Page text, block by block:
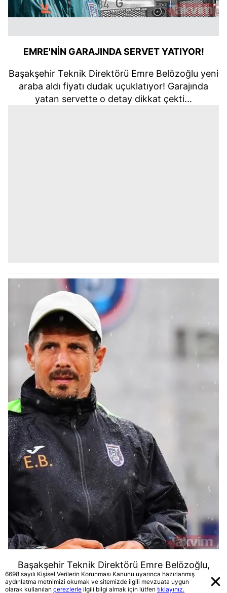
EMRE'NİN GARAJINDA SERVET YATIYOR!
Başakşehir Teknik Direktörü Emre Belözoğlu yeni
araba aldı fiyatı dudak uçuklatıyor! Garajında
yatan servette o detay dikkat çekti...
Başakşehir Teknik Direktörü Emre Belözoğlu,
önceki akşam Bebek'te görüntülendi.
6698 sayılı Kişisel Verilerin Korunması Kanunu uyarınca hazırlanmış
aydınlatma metnimizi okumak ve sitemizde ilgili mevzuata uygun
olarak kullanılan çerezlerle ilgili bilgi almak için lütfen tıklayınız.